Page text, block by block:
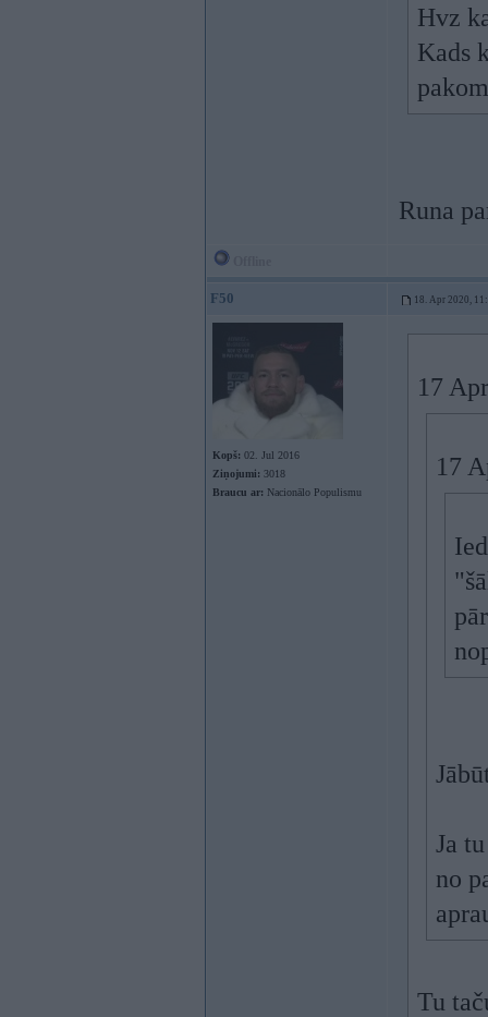
Hvz
Kads
Runa
F50 18. Apr 2020,
Kopš: 02. Jul 2016
Ziņojumi: 3018
Braucu ar: Nacionālo Populismu
17
17
Ja
no
Tu